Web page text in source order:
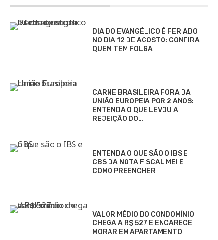
DIA DO EVANGÉLICO É FERIADO
NO DIA 12 DE AGOSTO: CONFIRA
QUEM TEM FOLGA
CARNE BRASILEIRA FORA DA
UNIÃO EUROPEIA POR 2 ANOS:
ENTENDA O QUE LEVOU A
REJEIÇÃO DO…
ENTENDA O QUE SÃO O IBS E
CBS DA NOTA FISCAL MEI E
COMO PREENCHER
VALOR MÉDIO DO CONDOMÍNIO
CHEGA A R$ 527 E ENCARECE
MORAR EM APARTAMENTO